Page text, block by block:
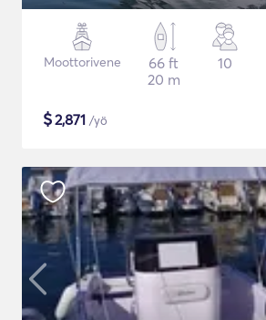
Moottorivene
66 ft
20 m
10
$2,871 /yö